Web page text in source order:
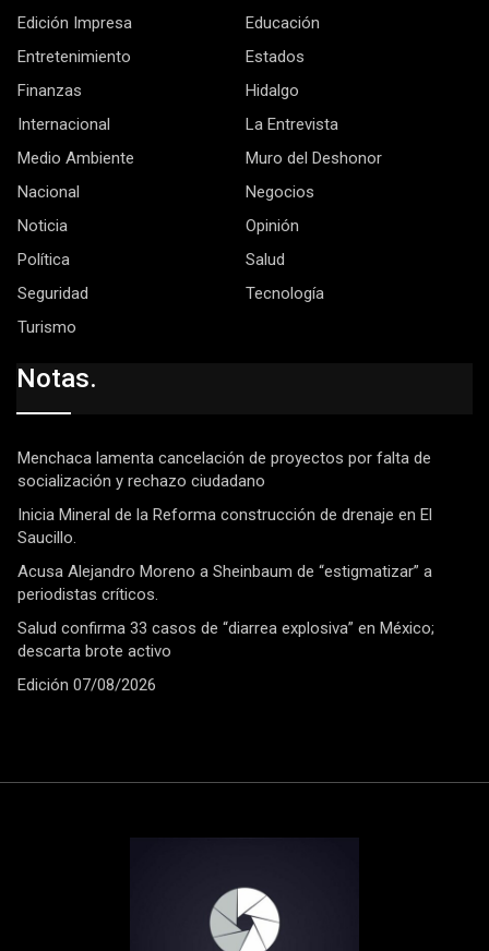
Edición Impresa
Educación
Entretenimiento
Estados
Finanzas
Hidalgo
Internacional
La Entrevista
Medio Ambiente
Muro del Deshonor
Nacional
Negocios
Noticia
Opinión
Política
Salud
Seguridad
Tecnología
Turismo
Notas.
Menchaca lamenta cancelación de proyectos por falta de
socialización y rechazo ciudadano
Inicia Mineral de la Reforma construcción de drenaje en El
Saucillo.
Acusa Alejandro Moreno a Sheinbaum de “estigmatizar” a
periodistas críticos.
Salud confirma 33 casos de “diarrea explosiva” en México;
descarta brote activo
Edición 07/08/2026